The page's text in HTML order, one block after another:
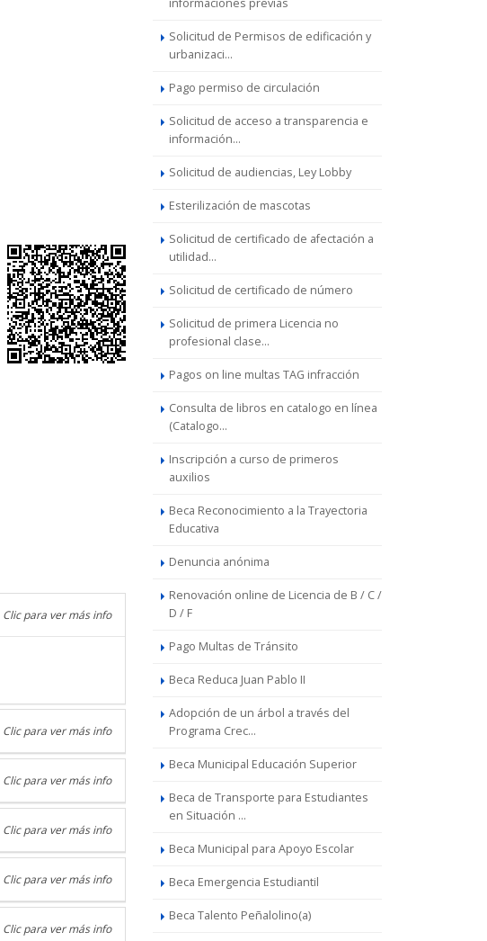
Clic para ver más info
Clic para ver más info
Clic para ver más info
Clic para ver más info
Clic para ver más info
Clic para ver más info
informaciones previas
Solicitud de Permisos de edificación y
urbanizaci...
Pago permiso de circulación
Solicitud de acceso a transparencia e
información...
Solicitud de audiencias, Ley Lobby
Esterilización de mascotas
Solicitud de certificado de afectación a
utilidad...
Solicitud de certificado de número
Solicitud de primera Licencia no
profesional clase...
Pagos on line multas TAG infracción
Consulta de libros en catalogo en línea
(Catalogo...
Inscripción a curso de primeros
auxilios
Beca Reconocimiento a la Trayectoria
Educativa
Denuncia anónima
Renovación online de Licencia de B / C /
D / F
Pago Multas de Tránsito
Beca Reduca Juan Pablo II
Adopción de un árbol a través del
Programa Crec...
Beca Municipal Educación Superior
Beca de Transporte para Estudiantes
en Situación ...
Beca Municipal para Apoyo Escolar
Beca Emergencia Estudiantil
Beca Talento Peñalolino(a)